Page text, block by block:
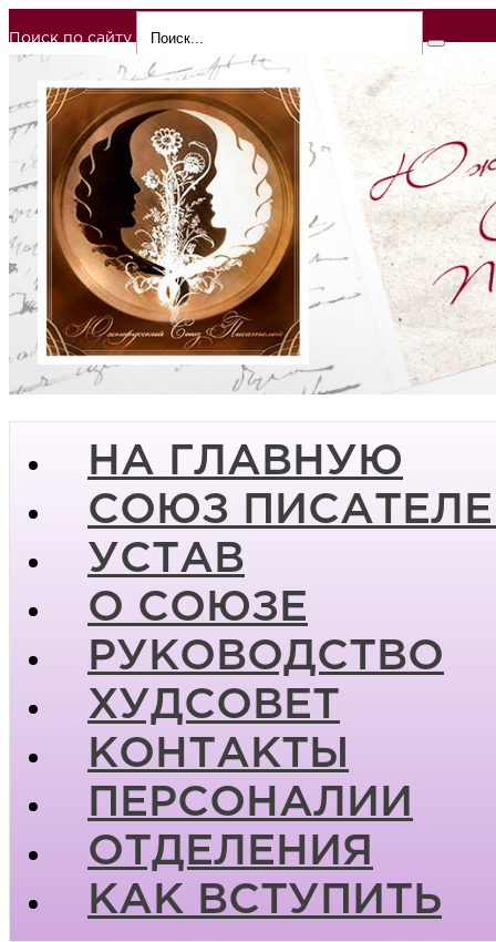
Поиск по сайту
НА ГЛАВНУЮ
СОЮЗ
УСТАВ
О СОЮЗЕ
РУКОВОДСТВО
ХУДСОВЕТ
КОНТАКТЫ
ПЕРСОНАЛИИ
ОТДЕЛЕНИЯ
КАК ВСТУПИТЬ